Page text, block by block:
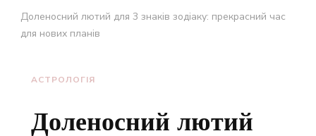
Доленосний лютий для 3 знаків зодіаку: прекрасний час
для нових планів
АСТРОЛОГІЯ
Доленосний лютий